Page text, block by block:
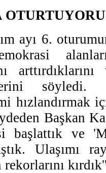
ayı 6.
söyledi.
hızlandırmak
Başkan
başlattık ve
Ulaşımı